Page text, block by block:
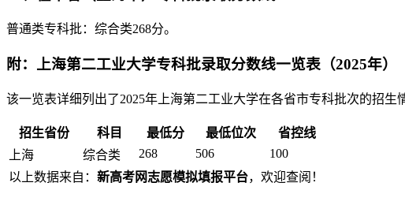
普通类专科批：综合类268分。
附：上海第二工业大学专科批录取分数线一览表（2025年）
该一览表详细列出了2025年上海第二工业大学在各省市专科批次的招
招生省份 科目 最低分 最低位次
省控线
上海
综合类 268 506
100
以上数据来自： 新高考网志愿模拟填报平台，欢迎查阅！